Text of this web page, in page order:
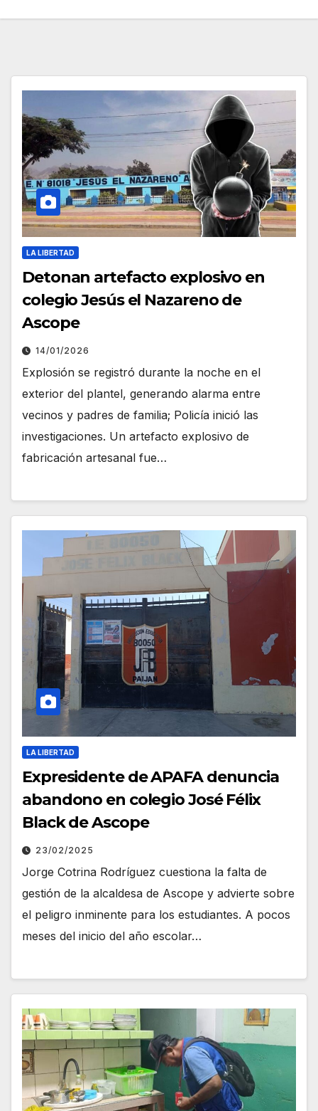
LA LIBERTAD
Detonan artefacto explosivo en
colegio Jesús el Nazareno de
Ascope
14/01/2026
Explosión se registró durante la noche en el
exterior del plantel, generando alarma entre
vecinos y padres de familia; Policía inició las
investigaciones. Un artefacto explosivo de
fabricación artesanal fue…
LA LIBERTAD
Expresidente de APAFA denuncia
abandono en colegio José Félix
Black de Ascope
23/02/2025
Jorge Cotrina Rodríguez cuestiona la falta de
gestión de la alcaldesa de Ascope y advierte sobre
el peligro inminente para los estudiantes. A pocos
meses del inicio del año escolar…